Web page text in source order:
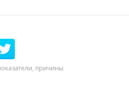
, причины